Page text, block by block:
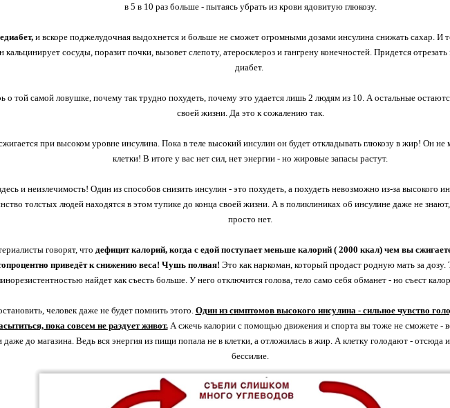
в 5 в 10 раз больше - пытаясь убрать из крови ядовитую глюкозу.
и вскоре поджелудочная выдохнется и больше не сможет огромными дозами инсулина снижать сахар. И
кальцинирует сосуды, поразит почки, вызовет слепоту, атеросклероз и гангрену конечностей. Придется отрезать
диабет.
о той самой ловушке, почему так трудно похудеть, почему это удается лишь 2 людям из 10. А остальные
своей жизни. Да это к сожалению так.
при высоком уровне инсулина. Пока в теле высокий инсулин он будет откладывать глюкозу в жир! Он не
клетки! В итоге у вас нет сил, нет энергии - но жировые запасы растут.
и неизлечимость! Один из способов снизить инсулин - это похудеть, а похудеть невозможно из-за высокого
толстых людей находятся в этом тупике до конца своей жизни. А в поликлиниках об инсулине даже не
просто нет.
говорят, что дефицит калорий, когда с едой поступает меньше калорий ( 2000 ккал) чем вы
приведёт к снижению веса! Чушь полная! Это как наркоман, который продаст родную мать за дозу.
найдет как съесть больше. У него отключится голова, тело само себя обманет - но съест
человек даже не будет помнить этого. Один из симптомов высокого инсулина - сильное чувство
пока совсем не раздует живот.А сжечь калории с помощью движения и спорта вы тоже не сможете -
даже до магазина. Ведь вся энергия из пищи попала не в клетки, а отложилась в жир. А клетку голодают - отсюда
бессилие.